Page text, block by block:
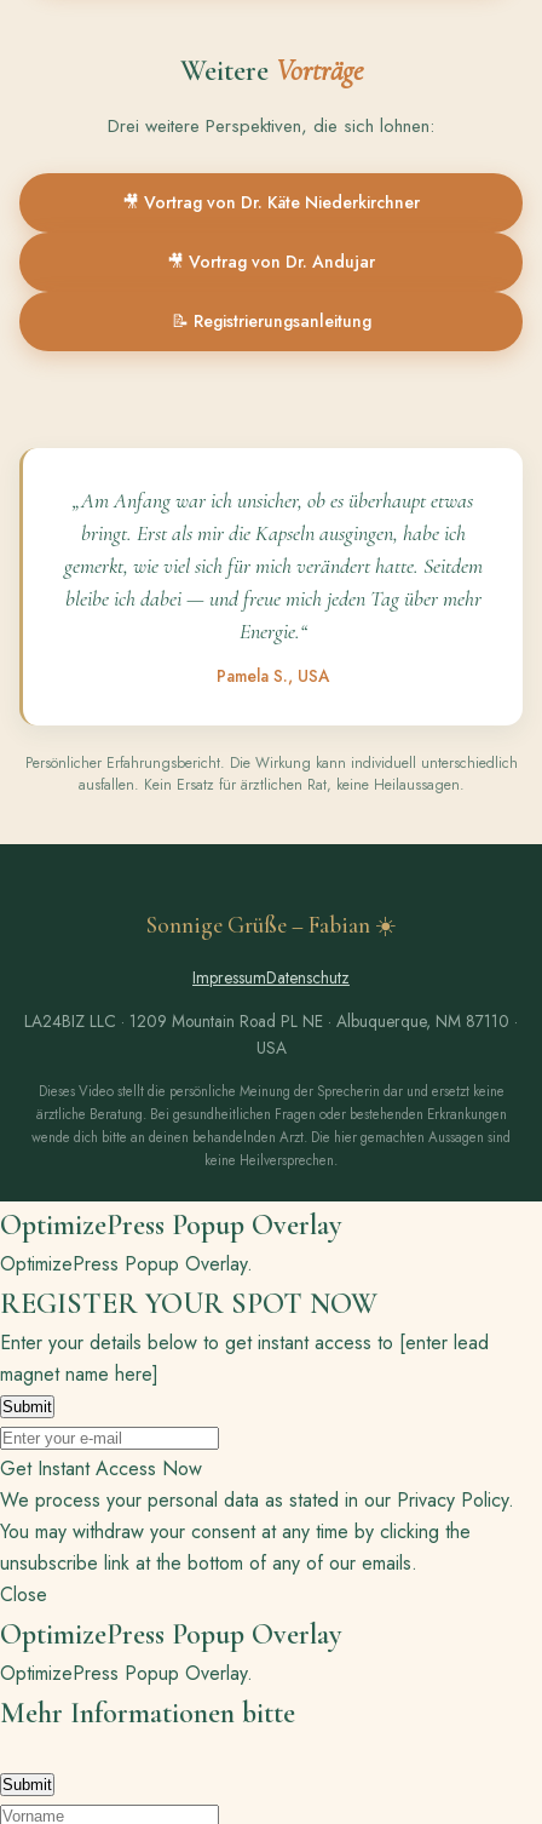
Weitere Vorträge
Drei weitere Perspektiven, die sich lohnen:
🎥 Vortrag von Dr. Käte Niederkirchner
🎥 Vortrag von Dr. Andujar
📝 Registrierungsanleitung
„Am Anfang war ich unsicher, ob es überhaupt etwas
bringt. Erst als mir die Kapseln ausgingen, habe ich
gemerkt, wie viel sich für mich verändert hatte. Seitdem
bleibe ich dabei — und freue mich jeden Tag über mehr
Energie.“
Pamela S., USA
Persönlicher Erfahrungsbericht. Die Wirkung kann individuell unterschiedlich
ausfallen. Kein Ersatz für ärztlichen Rat, keine Heilaussagen.
Sonnige Grüße – Fabian ☀️
ImpressumDatenschutz
LA24BIZ LLC · 1209 Mountain Road PL NE · Albuquerque, NM 87110 ·
USA
Dieses Video stellt die persönliche Meinung der Sprecherin dar und ersetzt keine
ärztliche Beratung. Bei gesundheitlichen Fragen oder bestehenden Erkrankungen
wende dich bitte an deinen behandelnden Arzt. Die hier gemachten Aussagen sind
keine Heilversprechen.
OptimizePress Popup Overlay
OptimizePress Popup Overlay.
REGISTER YOUR SPOT NOW
Enter your details below to get instant access to [enter lead
magnet name here]
Get Instant Access Now
We process your personal data as stated in our Privacy Policy.
You may withdraw your consent at any time by clicking the
unsubscribe link at the bottom of any of our emails.
Close
OptimizePress Popup Overlay
OptimizePress Popup Overlay.
Mehr Informationen bitte